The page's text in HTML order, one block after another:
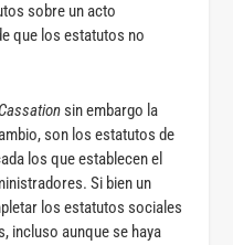
sobre un acto
que los estatutos no
sin embargo la
son los estatutos de
los que establecen el
Si bien un
los estatutos sociales
incluso aunque se haya